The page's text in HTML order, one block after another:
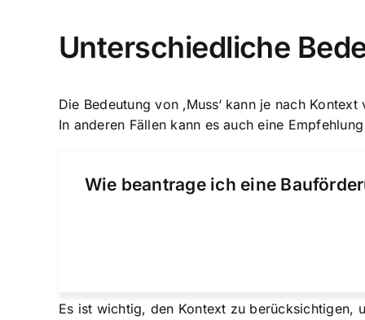
Unterschiedliche
Die Bedeutung von ‚Muss‘ kann je nach
In anderen Fällen kann es auch eine
Wie beantrage ich eine
Es ist wichtig, den Kontext zu berücksichtigen,